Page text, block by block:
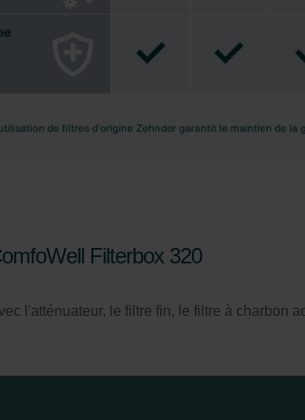
Group Ibérica SAU: Política de privacidad
Group Italia S.r.l.: Privacy
Group Sales International: Privacy Policy
Filterbox 320
l'atténuateur, le filtre fin, le filtre à charbon